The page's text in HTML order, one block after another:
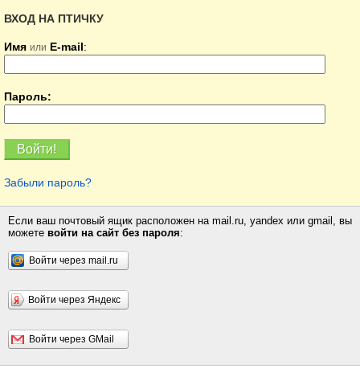
ВХОД НА ПТИЧКУ
Имя или E-mail:
Пароль:
Забыли пароль?
Если ваш почтовый ящик расположен на mail.ru, yandex или gmail, вы
можете войти на сайт без пароля:
Войти через mail.ru
Войти через Яндекс
Войти через GMail